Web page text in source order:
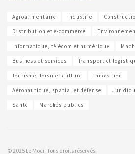
Agroalimentaire Industrie
Distribution et e-commerce
Informatique, télécom et numérique
Business et services Transport et
Tourisme, loisir et culture Innovation
Aéronautique, spatial et défense
Santé Marchés publics
© 2025 Le Moci. Tous droits réservés.